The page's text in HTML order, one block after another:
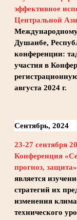
эффективное
Центральной
Международному
Душанбе,
конференции:
участия в
августа 2024 г.
Сентябрь, 2024
23-27 сентября
Конференция
прогноз, защита»
является
стратегий их
изменения
технического